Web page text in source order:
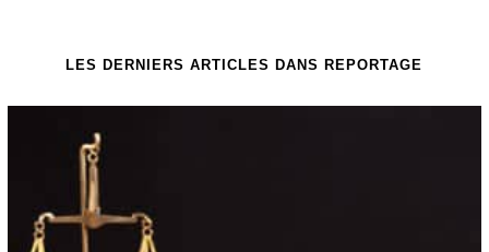
LES DERNIERS ARTICLES DANS REPORTAGE